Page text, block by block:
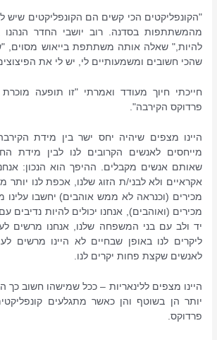
"הקונפליקטים הכי קשים הם הקונפליקטים
מהמשתתפות בסדנה. רוב יושבי החדר הנהנו
להיות," שאלה אותה משתתפת בייאוש מסוים,
שהכי חשובים ומשמעותיים לי, יש לי את
חייכתי חיוך מעודד ואמרתי "זו תופעה
פרדוקס הקירבה".
היינו מצפים שיהיה יחס ישר בין מידת
מייחסים לאנשים הקרובים לנו לבין מידת
שאותם אנשים מקבלים. ההיפך הוא הנכון:
אקראיים ולא לבני/ת הזוג שלנו, אכפת לנו
מכירים (וכנראה לא ממש אוהבים) יחשבו עלינו
מכירים (ואוהבים), אנחנו יכולים להיות נדיבים
יד ולב עם בני המשפחה שלנו, אנחנו מרשים
ליקרים לנו באופן שבחיים לא היינו מרשים
לאנשים שקצת פחות יקרים לנו.
היינו מצפים ללינאריות – ככל שמישהו חשוב כך
יותר הן בשוטף והן כאשר מתגלעים
פרדוקס.